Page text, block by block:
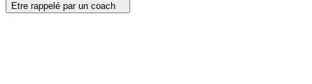
Etre rappelé par un coach